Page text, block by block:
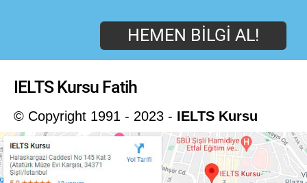
HEMEN BILGI AL!
IELTS Kursu Fatih
© Copyright 1991 - 2023 - IELTS Kursu